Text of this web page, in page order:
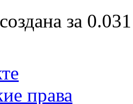
за
права